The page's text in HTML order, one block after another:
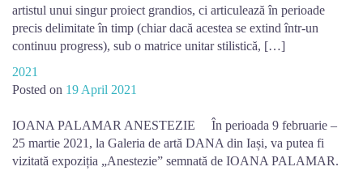
artistul unui singur proiect grandios, ci articulează în perioade
precis delimitate în timp (chiar dacă acestea se extind într-un
continuu progress), sub o matrice unitar stilistică, […]
2021
Posted on 19 April 2021
IOANA PALAMAR ANESTEZIE În perioada 9 februarie –
25 martie 2021, la Galeria de artă DANA din Iași, va putea fi
vizitată expoziția „Anestezie” semnată de IOANA PALAMAR.